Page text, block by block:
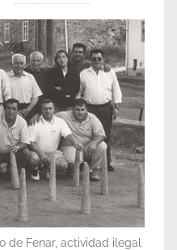
de Fenar, actividad ilegal